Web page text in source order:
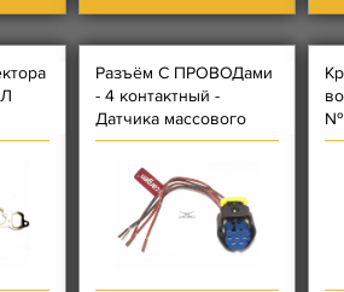
Разъём С ПРОВОДами
- 4 контактный -
Датчика массового
расхода воздуха Bosch
0280218220
№